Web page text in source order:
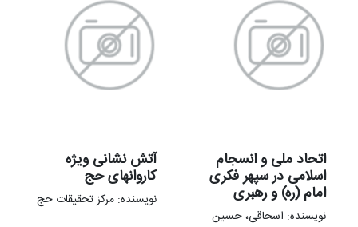
اتحاد ملی و انسجام
اسلامی در سپهر فکری
امام (ره) و رهبری
نویسنده: اسحاقی، حسین
آتش نشانی ویژه
کاروانهای حج
نویسنده: مرکز تحقیقات حج